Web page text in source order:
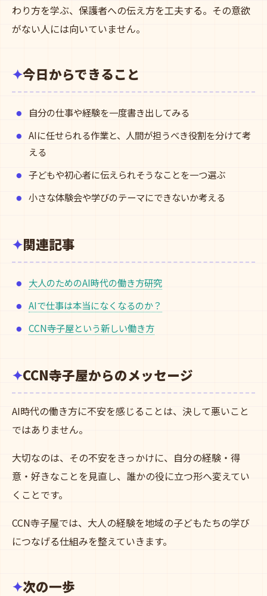
わり方を学ぶ、保護者への伝え方を工夫する。その意欲
がない人には向いていません。
今日からできること
自分の仕事や経験を一度書き出してみる
AIに任せられる作業と、人間が担うべき役割を分けて考
える
子どもや初心者に伝えられそうなことを一つ選ぶ
小さな体験会や学びのテーマにできないか考える
関連記事
大人のためのAI時代の働き方研究
AIで仕事は本当になくなるのか？
CCN寺子屋という新しい働き方
CCN寺子屋からのメッセージ
AI時代の働き方に不安を感じることは、決して悪いこと
ではありません。
大切なのは、その不安をきっかけに、自分の経験・得
意・好きなことを見直し、誰かの役に立つ形へ変えてい
くことです。
CCN寺子屋では、大人の経験を地域の子どもたちの学び
につなげる仕組みを整えていきます。
次の一歩